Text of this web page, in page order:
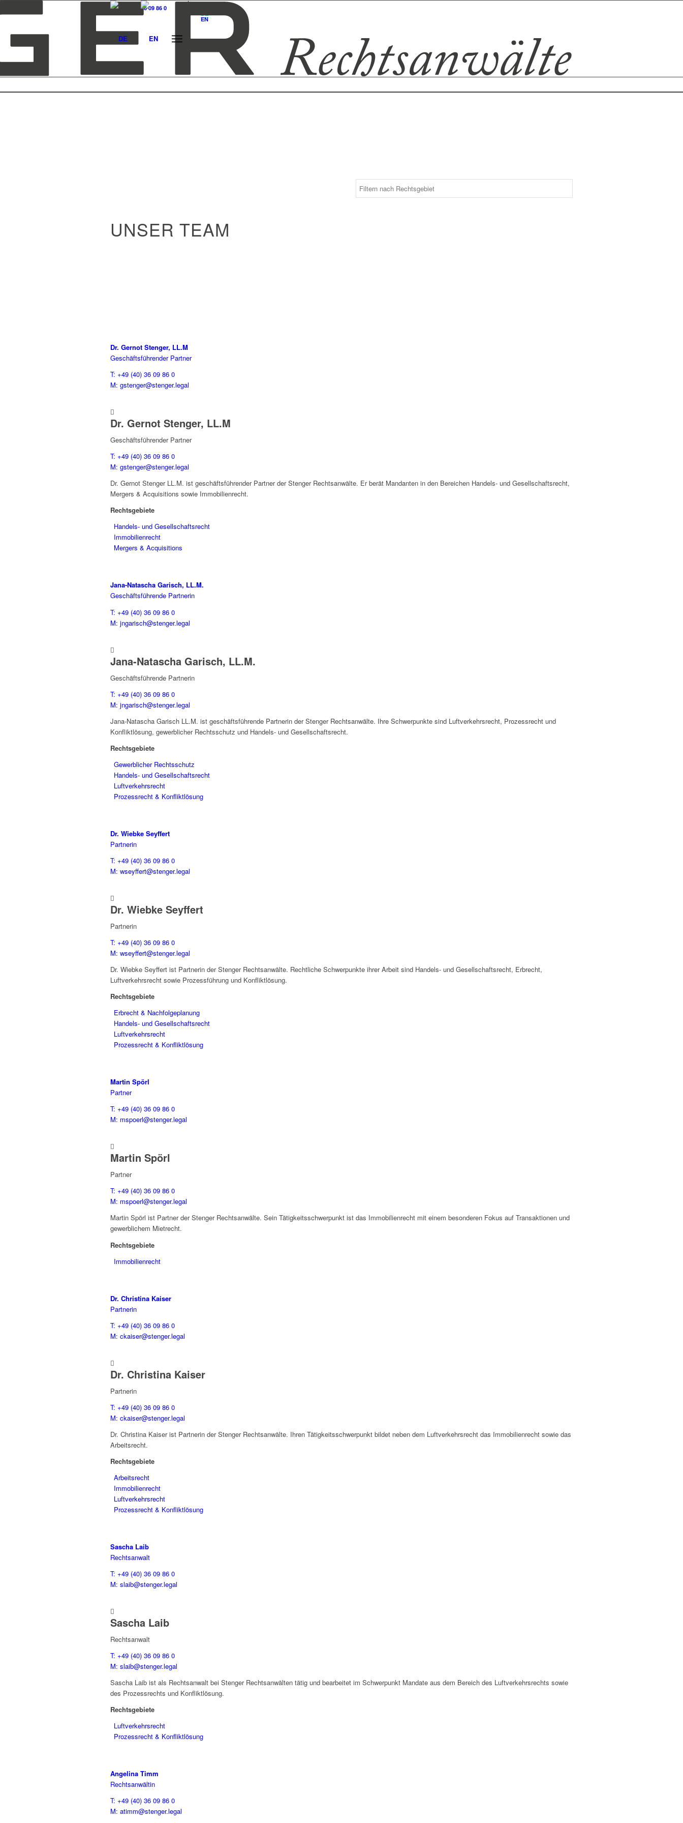
T +49 (0)40 36 09 86 0
DE
EN
UNSER TEAM
Dr. Gernot Stenger, LL.M
Geschäftsführender Partner
T: +49 (40) 36 09 86 0
M: gstenger@stenger.legal

Dr. Gernot Stenger, LL.M
Geschäftsführender Partner
T: +49 (40) 36 09 86 0
M: gstenger@stenger.legal
Dr. Gernot Stenger LL.M. ist geschäftsführender Partner der Stenger Rechtsanwälte. Er berät Mandanten in den Bereichen Handels- und Gesellschaftsrecht,
Mergers & Acquisitions sowie Immobilienrecht.
Rechtsgebiete
Handels- und Gesellschaftsrecht
Immobilienrecht
Mergers & Acquisitions
Jana-Natascha Garisch, LL.M.
Geschäftsführende Partnerin
T: +49 (40) 36 09 86 0
M: jngarisch@stenger.legal

Jana-Natascha Garisch, LL.M.
Geschäftsführende Partnerin
T: +49 (40) 36 09 86 0
M: jngarisch@stenger.legal
Jana-Natascha Garisch LL.M. ist geschäftsführende Partnerin der Stenger Rechtsanwälte. Ihre Schwerpunkte sind Luftverkehrsrecht, Prozessrecht und
Konfliktlösung, gewerblicher Rechtsschutz und Handels- und Gesellschaftsrecht.
Rechtsgebiete
Gewerblicher Rechtsschutz
Handels- und Gesellschaftsrecht
Luftverkehrsrecht
Prozessrecht & Konfliktlösung
Dr. Wiebke Seyffert
Partnerin
T: +49 (40) 36 09 86 0
M: wseyffert@stenger.legal

Dr. Wiebke Seyffert
Partnerin
T: +49 (40) 36 09 86 0
M: wseyffert@stenger.legal
Dr. Wiebke Seyffert ist Partnerin der Stenger Rechtsanwälte. Rechtliche Schwerpunkte ihrer Arbeit sind Handels- und Gesellschaftsrecht, Erbrecht,
Luftverkehrsrecht sowie Prozessführung und Konfliktlösung.
Rechtsgebiete
Erbrecht & Nachfolgeplanung
Handels- und Gesellschaftsrecht
Luftverkehrsrecht
Prozessrecht & Konfliktlösung
Martin Spörl
Partner
T: +49 (40) 36 09 86 0
M: mspoerl@stenger.legal

Martin Spörl
Partner
T: +49 (40) 36 09 86 0
M: mspoerl@stenger.legal
Martin Spörl ist Partner der Stenger Rechtsanwälte. Sein Tätigkeitsschwerpunkt ist das Immobilienrecht mit einem besonderen Fokus auf Transaktionen und
gewerblichem Mietrecht.
Rechtsgebiete
Immobilienrecht
Dr. Christina Kaiser
Partnerin
T: +49 (40) 36 09 86 0
M: ckaiser@stenger.legal

Dr. Christina Kaiser
Partnerin
T: +49 (40) 36 09 86 0
M: ckaiser@stenger.legal
Dr. Christina Kaiser ist Partnerin der Stenger Rechtsanwälte. Ihren Tätigkeitsschwerpunkt bildet neben dem Luftverkehrsrecht das Immobilienrecht sowie das
Arbeitsrecht.
Rechtsgebiete
Arbeitsrecht
Immobilienrecht
Luftverkehrsrecht
Prozessrecht & Konfliktlösung
Sascha Laib
Rechtsanwalt
T: +49 (40) 36 09 86 0
M: slaib@stenger.legal

Sascha Laib
Rechtsanwalt
T: +49 (40) 36 09 86 0
M: slaib@stenger.legal
Sascha Laib ist als Rechtsanwalt bei Stenger Rechtsanwälten tätig und bearbeitet im Schwerpunkt Mandate aus dem Bereich des Luftverkehrsrechts sowie
des Prozessrechts und Konfliktlösung.
Rechtsgebiete
Luftverkehrsrecht
Prozessrecht & Konfliktlösung
Angelina Timm
Rechtsanwältin
T: +49 (40) 36 09 86 0
M: atimm@stenger.legal